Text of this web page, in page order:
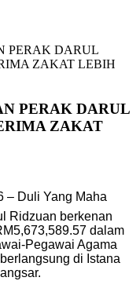
PERAK DARUL
ZAKAT LEBIH
PERAK DARUL
ZAKAT
– Duli Yang Maha
Ridzuan berkenan
dalam
Pegawai Agama
di Istana